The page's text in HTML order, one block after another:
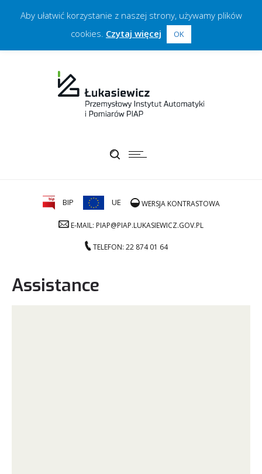
BIP UE WERSJA KONTRASTOWA
E-MAIL: PIAP@PIAP.LUKASIEWICZ.GOV.PL
TELEFON: 22 874 01 64
Assistance
Aby ułatwić korzystanie z naszej strony, używamy plików
cookies. Czytaj więcej OK